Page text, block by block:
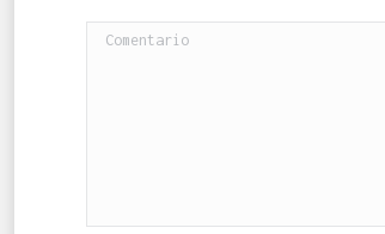
Comentario